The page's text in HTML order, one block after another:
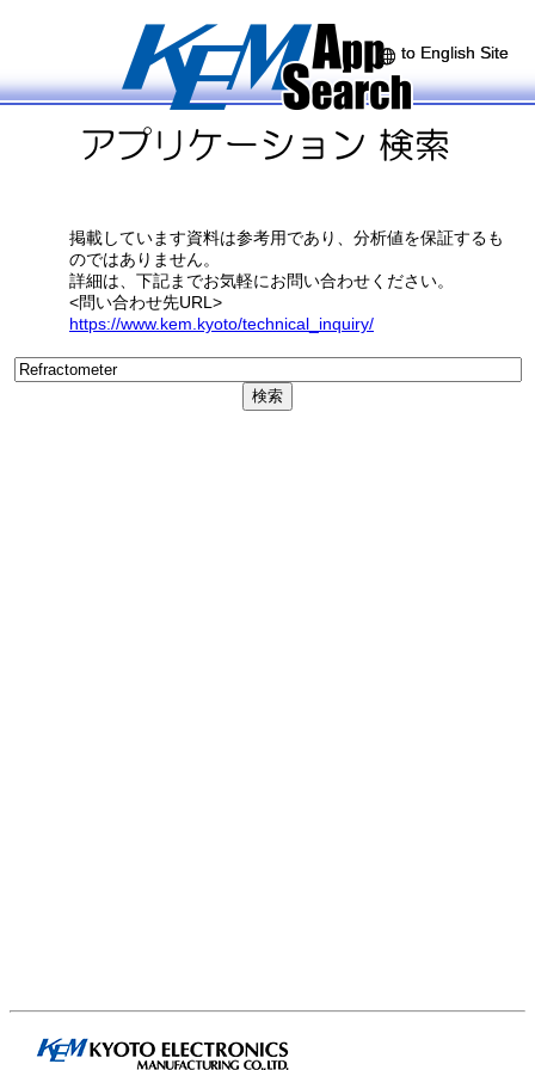
to English Site
to English Site
掲載しています資料は参考用であり、分析値を保証するも
のではありません。
詳細は、下記までお気軽にお問い合わせください。
<問い合わせ先URL>
https://www.kem.kyoto/technical_inquiry/
検索